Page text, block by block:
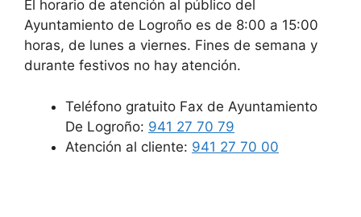
El horario de atención al público del
Ayuntamiento de Logroño es de 8:00 a 15:00
horas, de lunes a viernes. Fines de semana y
durante festivos no hay atención.
Teléfono gratuito Fax de Ayuntamiento
De Logroño: 941 27 70 79
Atención al cliente: 941 27 70 00